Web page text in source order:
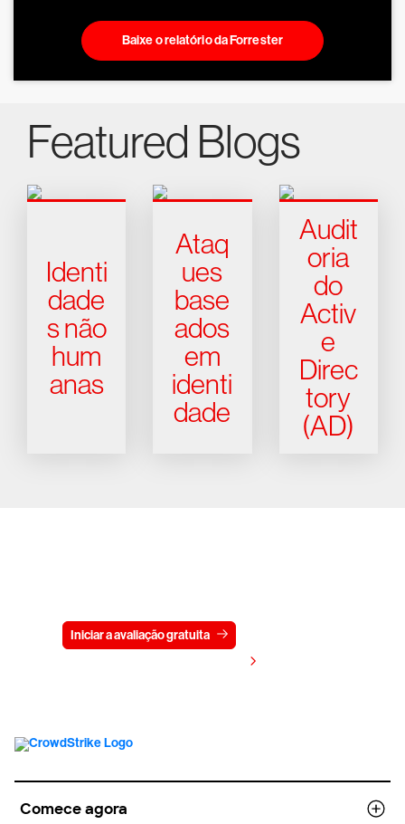
Baixe o relatório da Forrester
Featured Blogs
Identi
dade
s não
hum
anas
Ataq
ues
base
ados
em
identi
dade
Audit
oria
do
Activ
e
Direc
tory
(AD)
Iniciar a avaliação gratuita
Comece agora